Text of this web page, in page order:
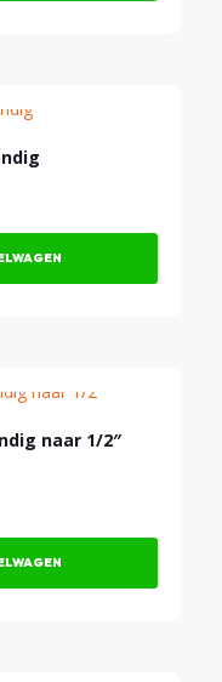
naar 1/2″